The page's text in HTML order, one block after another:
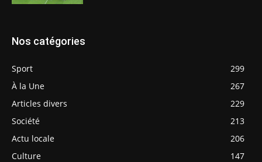
Nos catégories
Sport
299
À la Une
267
Articles divers
229
Société
213
Actu locale
206
Culture
147